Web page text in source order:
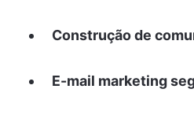
Construção de
E-mail marketing